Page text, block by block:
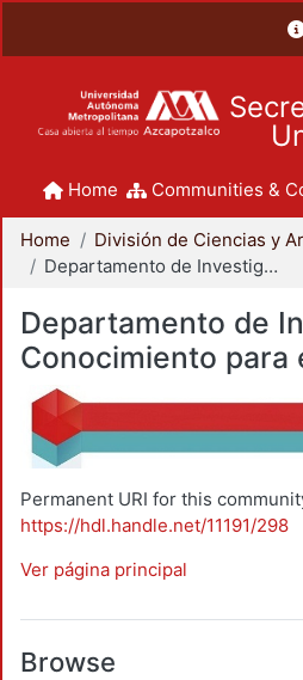
Home Communities &
Home
Departamento de Investigación y Conocimiento para el Diseño
Departamento de
Conocimiento para
Permanent URI for this
https://hdl.handle.net/11191/298
Ver página principal
Browse